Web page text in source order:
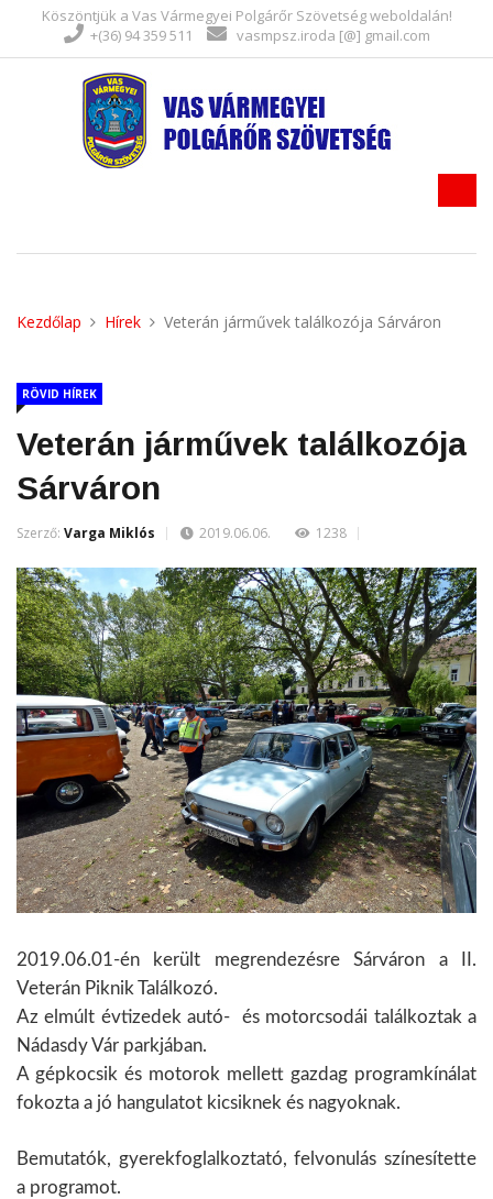
Köszöntjük a Vas Vármegyei Polgárőr Szövetség weboldalán!
+(36) 94 359 511
vasmpsz.iroda [@] gmail.com
Kezdőlap Hírek Veterán járművek találkozója Sárváron
RÖVID HÍREK
Veterán járművek találkozója
Sárváron
Szerző: Varga Miklós 2019.06.06. 1238
2019.06.01-én került megrendezésre Sárváron a II.
Veterán Piknik Találkozó.
Az elmúlt évtizedek autó- és motorcsodái találkoztak a
Nádasdy Vár parkjában.
A gépkocsik és motorok mellett gazdag programkínálat
fokozta a jó hangulatot kicsiknek és nagyoknak.
Bemutatók, gyerekfoglalkoztató, felvonulás színesítette
a programot.